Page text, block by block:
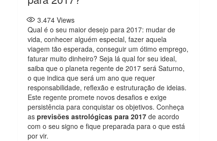
3.474 Views
Qual é o seu maior desejo para 2017: mudar de
vida, conhecer alguém especial, fazer aquela
viagem tão esperada, conseguir um ótimo emprego,
faturar muito dinheiro? Seja lá qual for seu ideal,
saiba que o planeta regente de 2017 será Saturno,
o que indica que será um ano que requer
responsabilidade, reflexão e estruturação de ideias.
Este regente promete novos desafios e exige
persistência para conquistar os objetivos. Conheça
asprevisões astrológicas para 2017 de acordo
com o seu signo e fique preparada para o que está
por vir.